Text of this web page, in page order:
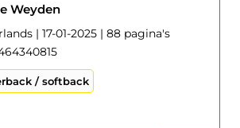
Weyden
| 17-01-2025 | 88 pagina's
/ softback